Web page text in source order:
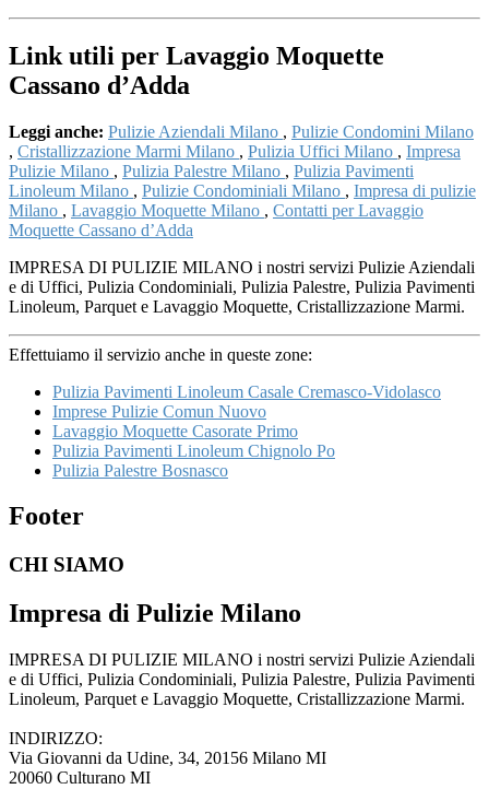
Link utili per Lavaggio Moquette
Cassano d’Adda
Leggi anche: Pulizie Aziendali Milano , Pulizie Condomini Milano
, Cristallizzazione Marmi Milano , Pulizia Uffici Milano , Impresa
Pulizie Milano , Pulizia Palestre Milano , Pulizia Pavimenti
Linoleum Milano , Pulizie Condominiali Milano , Impresa di pulizie
Milano , Lavaggio Moquette Milano , Contatti per Lavaggio
Moquette Cassano d’Adda
IMPRESA DI PULIZIE MILANO i nostri servizi Pulizie Aziendali
e di Uffici, Pulizia Condominiali, Pulizia Palestre, Pulizia Pavimenti
Linoleum, Parquet e Lavaggio Moquette, Cristallizzazione Marmi.
Effettuiamo il servizio anche in queste zone:
Pulizia Pavimenti Linoleum Casale Cremasco-Vidolasco
Imprese Pulizie Comun Nuovo
Lavaggio Moquette Casorate Primo
Pulizia Pavimenti Linoleum Chignolo Po
Pulizia Palestre Bosnasco
Footer
CHI SIAMO
Impresa di Pulizie Milano
IMPRESA DI PULIZIE MILANO i nostri servizi Pulizie Aziendali
e di Uffici, Pulizia Condominiali, Pulizia Palestre, Pulizia Pavimenti
Linoleum, Parquet e Lavaggio Moquette, Cristallizzazione Marmi.
INDIRIZZO:
Via Giovanni da Udine, 34, 20156 Milano MI
20060 Culturano MI